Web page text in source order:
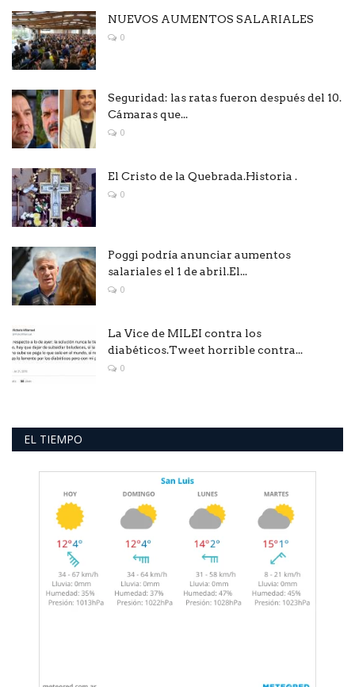
NUEVOS AUMENTOS SALARIALES
0
Seguridad: las ratas fueron después del 10.
Cámaras que...
0
El Cristo de la Quebrada.Historia .
0
Poggi podría anunciar aumentos
salariales el 1 de abril.El...
0
La Vice de MILEI contra los
diabéticos.Tweet horrible contra...
0
EL TIEMPO